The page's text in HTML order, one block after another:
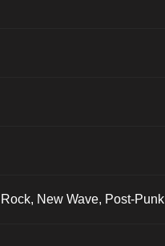
New Wave, Post-Punk